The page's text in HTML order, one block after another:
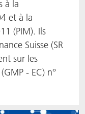
à la
et à la
(PIM). Ils
Suisse (SR
sur les
- EC) n°